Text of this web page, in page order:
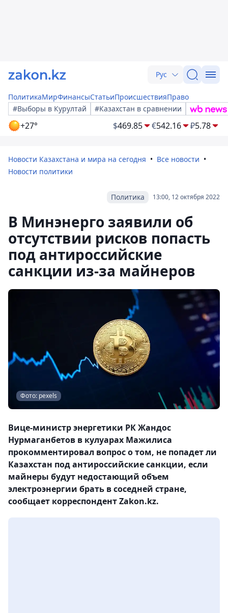
Рус
ПолитикаМирФинансыСтатьиПроисшествияПраво
#Выборы в Курултай
#Казахстан в сравнении
+27° $469.85 €542.16 ₽5.78
Новости Казахстана и мира на сегодня
Все новости
Новости политики
13:00, 12 октября 2022
Политика
В Минэнерго заявили об
отсутствии рисков попасть
под антироссийские
санкции из-за майнеров
Фото: pexels
Вице-министр энергетики РК Жандос
Нурмаганбетов в кулуарах Мажилиса
прокомментировал вопрос о том, не попадет ли
Казахстан под антироссийские санкции, если
майнеры будут недостающий объем
электроэнергии брать в соседней стране,
сообщает корреспондент Zakon.kz.